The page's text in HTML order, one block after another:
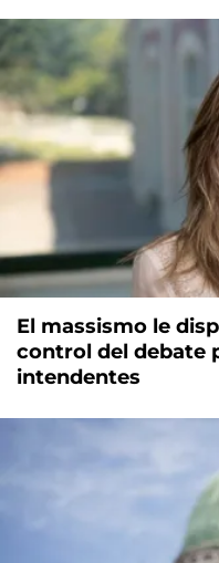
El massismo le
control del debate
intendentes